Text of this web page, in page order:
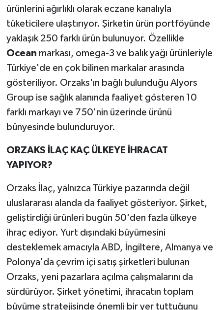
ürünlerini ağırlıklı olarak eczane kanalıyla
tüketicilere ulaştırıyor. Şirketin ürün portföyünde
yaklaşık 250 farklı ürün bulunuyor. Özellikle
Ocean markası, omega-3 ve balık yağı ürünleriyle
Türkiye'de en çok bilinen markalar arasında
gösteriliyor. Orzaks'ın bağlı bulunduğu Alyors
Group ise sağlık alanında faaliyet gösteren 10
farklı markayı ve 750'nin üzerinde ürünü
bünyesinde bulunduruyor.
ORZAKS İLAÇ KAÇ ÜLKEYE İHRACAT
YAPIYOR?
Orzaks İlaç, yalnızca Türkiye pazarında değil
uluslararası alanda da faaliyet gösteriyor. Şirket,
geliştirdiği ürünleri bugün 50'den fazla ülkeye
ihraç ediyor. Yurt dışındaki büyümesini
desteklemek amacıyla ABD, İngiltere, Almanya ve
Polonya'da çevrim içi satış şirketleri bulunan
Orzaks, yeni pazarlara açılma çalışmalarını da
sürdürüyor. Şirket yönetimi, ihracatın toplam
büyüme stratejisinde önemli bir yer tuttuğunu